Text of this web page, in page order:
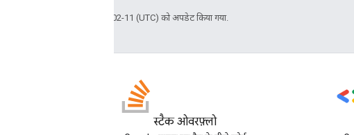
आखिरी बार 2026-02-11 (UTC) को अपडेट किया गया.
स्टैक ओवरफ़्लो